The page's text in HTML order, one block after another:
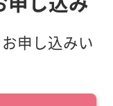
申し込みい